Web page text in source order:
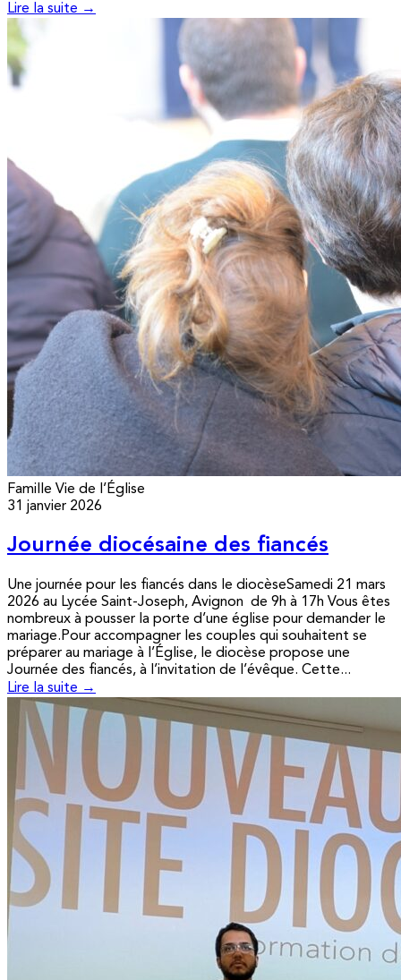
Lire la suite →
Famille Vie de l’Église
31 janvier 2026
Journée diocésaine des fiancés
Une journée pour les fiancés dans le diocèseSamedi 21 mars
2026 au Lycée Saint-Joseph, Avignon de 9h à 17h Vous êtes
nombreux à pousser la porte d’une église pour demander le
mariage.Pour accompagner les couples qui souhaitent se
préparer au mariage à l’Église, le diocèse propose une
Journée des fiancés, à l’invitation de l’évêque. Cette...
Lire la suite →